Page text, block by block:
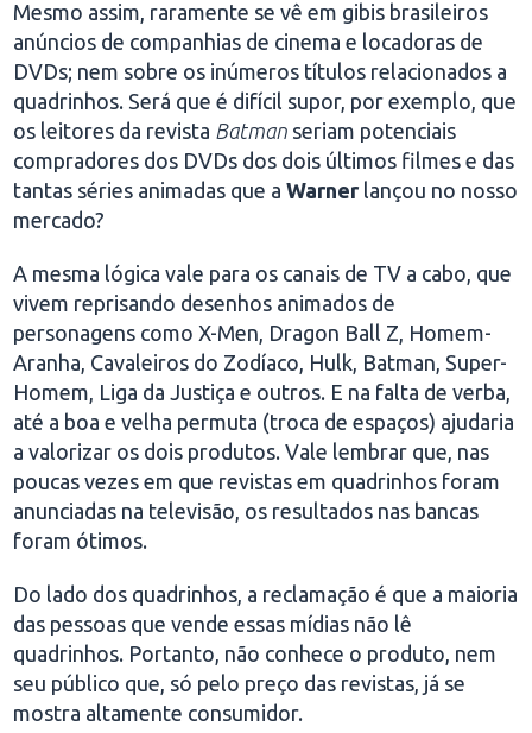
Mesmo assim, raramente se vê em gibis brasileiros
anúncios de companhias de cinema e locadoras de
DVDs; nem sobre os inúmeros títulos relacionados a
quadrinhos. Será que é difícil supor, por exemplo, que
os leitores da revista Batman seriam potenciais
compradores dos DVDs dos dois últimos filmes e das
tantas séries animadas que aWarner lançou no nosso
mercado?
A mesma lógica vale para os canais de TV a cabo, que
vivem reprisando desenhos animados de
personagens como X-Men, Dragon Ball Z, Homem-
Aranha, Cavaleiros do Zodíaco, Hulk, Batman, Super-
Homem, Liga da Justiça e outros. E na falta de verba,
até a boa e velha permuta (troca de espaços) ajudaria
a valorizar os dois produtos. Vale lembrar que, nas
poucas vezes em que revistas em quadrinhos foram
anunciadas na televisão, os resultados nas bancas
foram ótimos.
Do lado dos quadrinhos, a reclamação é que a maioria
das pessoas que vende essas mídias não lê
quadrinhos. Portanto, não conhece o produto, nem
seu público que, só pelo preço das revistas, já se
mostra altamente consumidor.